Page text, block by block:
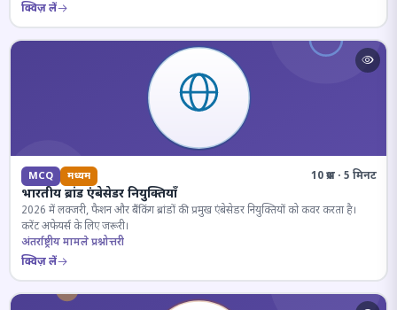
क्विज़ लें
MCQ मध्यम 10 प्रश्न · 5 मिनट
भारतीय ब्रांड एंबेसेडर नियुक्तियाँ
2026 में लक्जरी, फैशन और बैंकिंग ब्रांडों की प्रमुख एंबेसेडर नियुक्तियों को कवर करता है।
करेंट अफेयर्स के लिए जरूरी।
अंतर्राष्ट्रीय मामले प्रश्नोत्तरी
क्विज़ लें